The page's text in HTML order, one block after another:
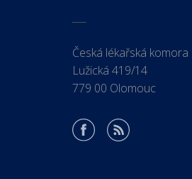
Česká lékařská komora
Lužická 419/14
779 00 Olomouc